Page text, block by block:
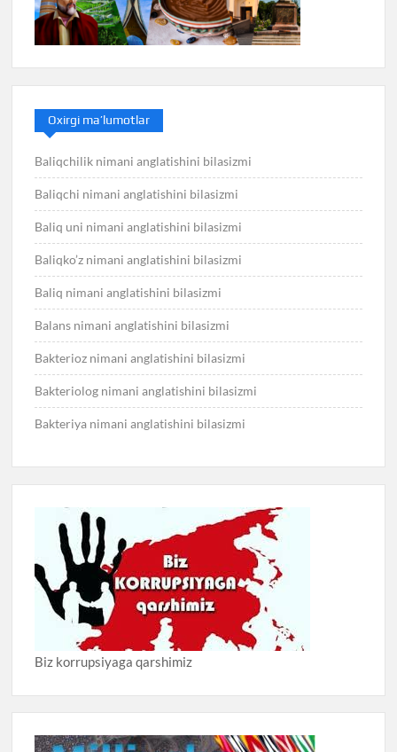
Oxirgi ma’lumotlar
Baliqchilik nimani anglatishini bilasizmi
Baliqchi nimani anglatishini bilasizmi
Baliq uni nimani anglatishini bilasizmi
Baliqko’z nimani anglatishini bilasizmi
Baliq nimani anglatishini bilasizmi
Balans nimani anglatishini bilasizmi
Bakterioz nimani anglatishini bilasizmi
Bakteriolog nimani anglatishini bilasizmi
Bakteriya nimani anglatishini bilasizmi
Biz korrupsiyaga qarshimiz